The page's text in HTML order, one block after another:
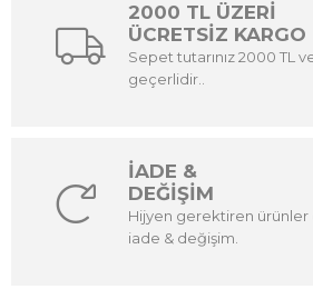
2000 TL ÜZERİ
ÜCRETSİZ KARGO
Sepet tutarınız 2000 TL
geçerlidir..
İADE &
DEĞİŞİM
Hijyen gerektiren ürünler
iade & değişim.